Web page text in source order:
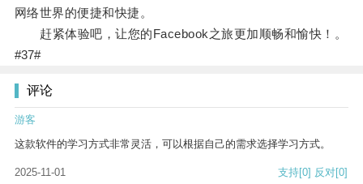
网络世界的便捷和快捷。
赶紧体验吧，让您的Facebook之旅更加顺畅和愉快！。
#37#
评论
游客
这款软件的学习方式非常灵活，可以根据自己的需求选择学习方式。
2025-11-01 支持[0] 反对[0]